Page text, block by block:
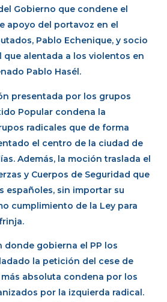
Gobierno que condene el
apoyo del portavoz en el
Pablo Echenique, y socio
que alentada a los violentos en
Pablo Hasél.
presentada por los grupos
Popular condena la
radicales que de forma
el centro de la ciudad de
Además, la moción traslada el
y Cuerpos de Seguridad que
españoles, sin importar su
cumplimiento de la Ley para
donde gobierna el PP los
la petición del cese de
absoluta condena por los
por la izquierda radical.